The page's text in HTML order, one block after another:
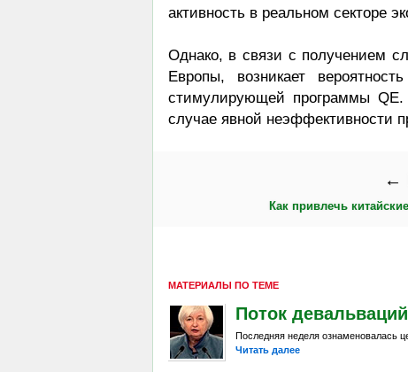
активность в реальном секторе
Однако, в связи с получением
Европы, возникает
стимулирующей программы
случае явной неэффективности
←
Как привлечь
МАТЕРИАЛЫ ПО ТЕМЕ
Поток девальваций
Последняя неделя ознаменовалась
Читать далее